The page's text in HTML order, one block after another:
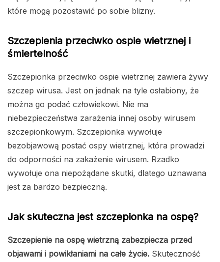
które mogą pozostawić po sobie blizny.
Szczepienia przeciwko ospie wietrznej i
śmiertelność
Szczepionka przeciwko ospie wietrznej zawiera żywy
szczep wirusa. Jest on jednak na tyle osłabiony, że
można go podać człowiekowi. Nie ma
niebezpieczeństwa zarażenia innej osoby wirusem
szczepionkowym. Szczepionka wywołuje
bezobjawową postać ospy wietrznej, która prowadzi
do odporności na zakażenie wirusem. Rzadko
wywołuje ona niepożądane skutki, dlatego uznawana
jest za bardzo bezpieczną.
Jak skuteczna jest szczepionka na ospę?
Szczepienie na ospę wietrzną zabezpiecza przed
objawami i powikłaniami na całe życie. Skuteczność